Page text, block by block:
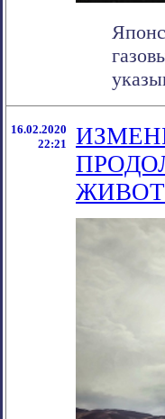
16.02.2020
22:21